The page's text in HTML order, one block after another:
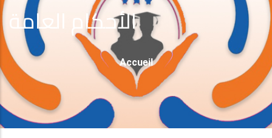
الأحكام العامة
Fil
D'Ariane
Accueil